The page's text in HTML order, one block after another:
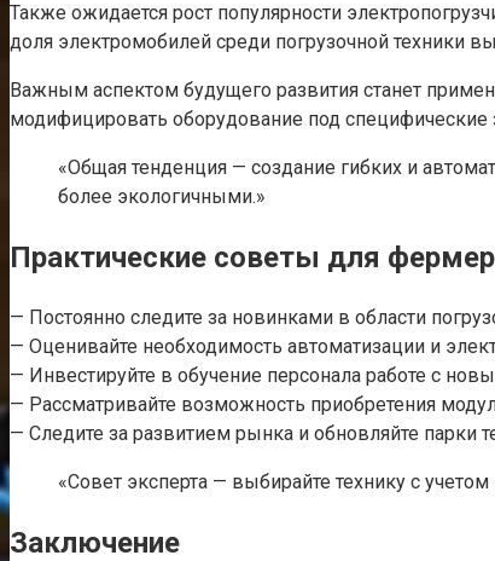
Также ожидается рост популярности
доля электромобилей среди погрузочной техники
Важным аспектом будущего развития станет
модифицировать оборудование под специфические
«Общая тенденция — создание гибких и
более экологичными.»
Практические советы для
— Постоянно следите за новинками в области
— Оценивайте необходимость автоматизации и
— Инвестируйте в обучение персонала работе с
— Рассматривайте возможность приобретения
— Следите за развитием рынка и обновляйте парки
«Совет эксперта — выбирайте технику с
Заключение